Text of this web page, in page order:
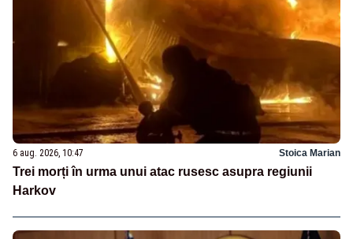
6 aug. 2026, 10:47 Stoica Marian
Trei morți în urma unui atac rusesc asupra regiunii
Harkov